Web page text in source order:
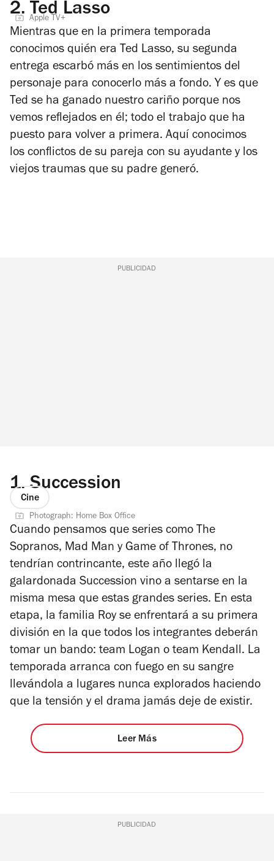
2. Ted Lasso
Apple TV+
Mientras que en la primera temporada
conocimos quién era Ted Lasso, su segunda
entrega escarbó más en los sentimientos del
personaje para conocerlo más a fondo. Y es que
Ted se ha ganado nuestro cariño porque nos
vemos reflejados en él; todo el trabajo que ha
puesto para volver a primera. Aquí conocimos
los conflictos de su pareja con su ayudante y los
viejos traumas que su padre generó.
PUBLICIDAD
1. Succession
Cine
Photograph: Home Box Office
Cuando pensamos que series como The
Sopranos, Mad Man y Game of Thrones, no
tendrían contrincante, este año llegó la
galardonada Succession vino a sentarse en la
misma mesa que estas grandes series. En esta
etapa, la familia Roy se enfrentará a su primera
división en la que todos los integrantes deberán
tomar un bando: team Logan o team Kendall. La
temporada arranca con fuego en su sangre
llevándola a lugares nunca explorados haciendo
que la tensión y el drama jamás deje de existir.
Leer Más
PUBLICIDAD